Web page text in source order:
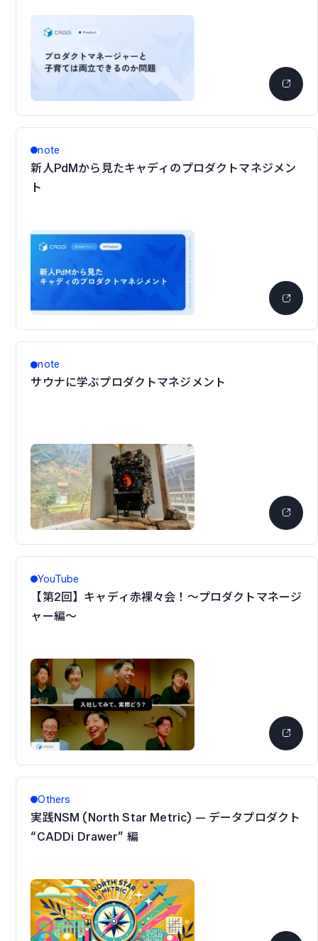
note
新人PdMから見たキャディのプロダクトマネジメン
ト
note
サウナに学ぶプロダクトマネジメント
YouTube
【第2回】キャディ赤裸々会！〜プロダクトマネージ
ャー編〜
Others
実践NSM (North Star Metric) — データプロダクト
“CADDi Drawer” 編